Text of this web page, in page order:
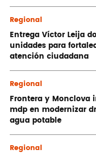
Regional
Entrega Víctor Leija
unidades para
atención ciudadana
Regional
Frontera y Monclova
mdp en modernizar
agua potable
Regional